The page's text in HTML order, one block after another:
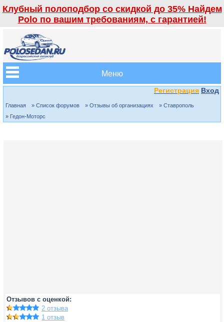
Клубный полоподбор со скидкой до 35% Найдем
Polo по вашим требованиям, с гарантией!
Меню
Регистрация Вход
Главная » Список форумов » Отзывы об организациях
» Ставрополь
» Гедон-Моторс
Отзывов с оценкой:
2 отзыва
1 отзыв